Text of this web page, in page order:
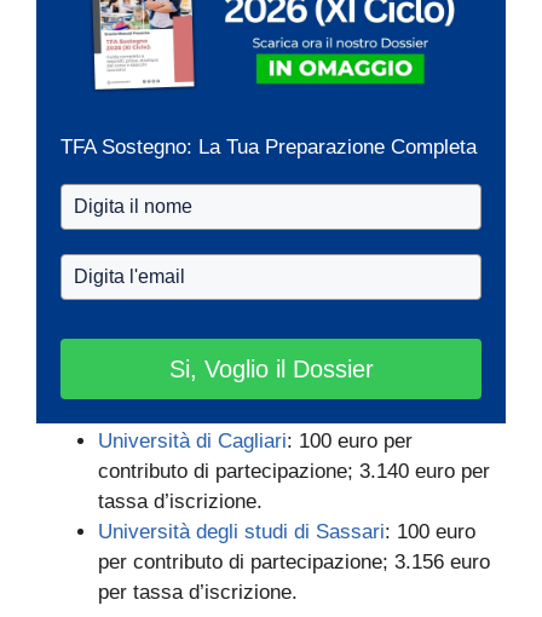
TFA Sostegno: La Tua Preparazione Completa
Si, Voglio il Dossier
Università di Cagliari: 100 euro per
contributo di partecipazione; 3.140 euro per
tassa d’iscrizione.
Università degli studi di Sassari: 100 euro
per contributo di partecipazione; 3.156 euro
per tassa d’iscrizione.